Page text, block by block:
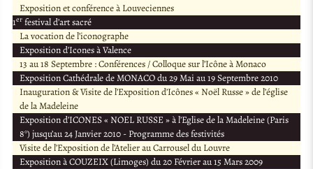
Exposition et conférence à Louveciennes
1er festival d’art sacré
La vocation de l’iconographe
Exposition d’Icones à Valence
13 au 18 Septembre : Conférences / Colloque sur l’Icône à Monaco
Exposition Cathédrale de MONACO du 29 Mai au 19 Septembre 2010
Inauguration & Visite de l’Exposition d’Icônes « Noël Russe » de l’église
de la Madeleine
Exposition d’ICONES « NOEL RUSSE » à l’Eglise de la Madeleine (Paris
8°) jusqu’au 24 Janvier 2010 - Programme des festivités
Visite de l’Exposition de l’Atelier au Carrousel du Louvre
Exposition à COUZEIX (Limoges) du 20 Février au 15 Mars 2009